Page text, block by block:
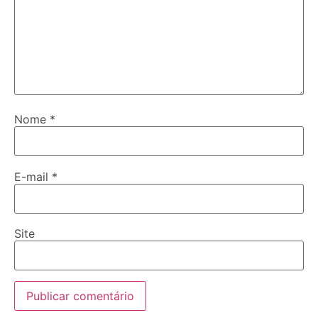
Nome *
E-mail *
Site